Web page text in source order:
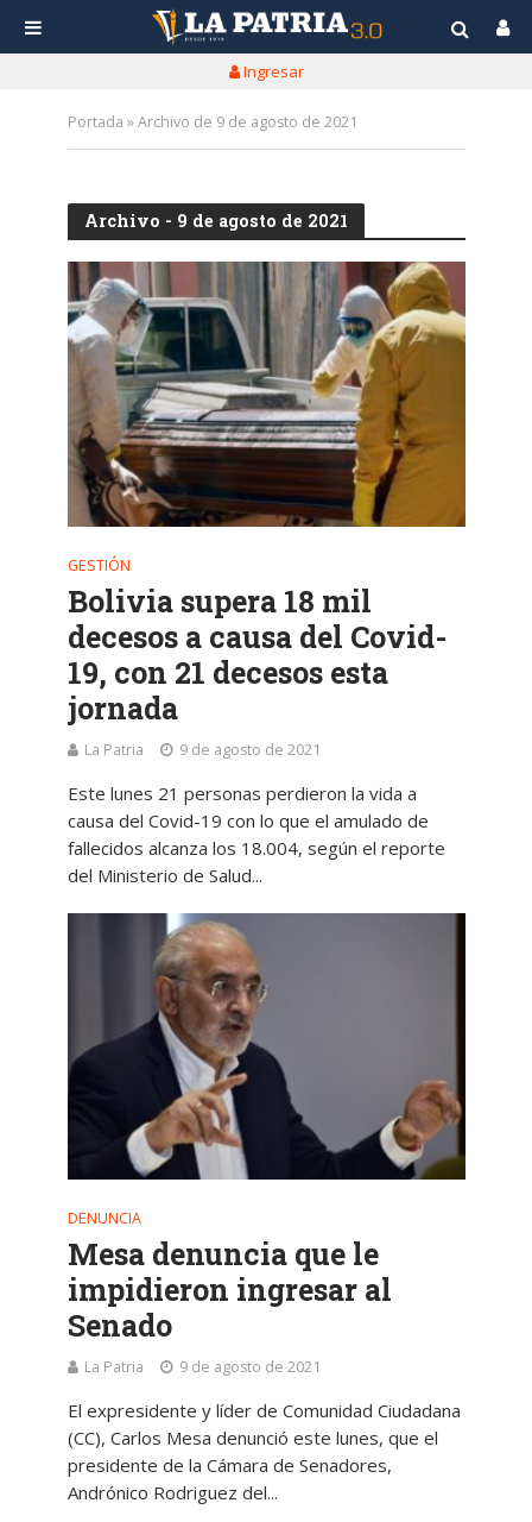
Ingresar
Portada »Archivo de 9 de agosto de 2021
Archivo - 9 de agosto de 2021
GESTIÓN
Bolivia supera 18 mil
decesos a causa del Covid-
19, con 21 decesos esta
jornada
La Patria 9 de agosto de 2021
Este lunes 21 personas perdieron la vida a
causa del Covid-19 con lo que el amulado de
fallecidos alcanza los 18.004, según el reporte
del Ministerio de Salud...
DENUNCIA
Mesa denuncia que le
impidieron ingresar al
Senado
La Patria 9 de agosto de 2021
El expresidente y líder de Comunidad Ciudadana
(CC), Carlos Mesa denunció este lunes, que el
presidente de la Cámara de Senadores,
Andrónico Rodriguez del...